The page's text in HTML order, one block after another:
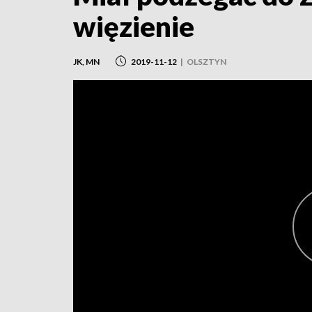
więzienie
JK, MN 2019-11-12 | OLSZTYN